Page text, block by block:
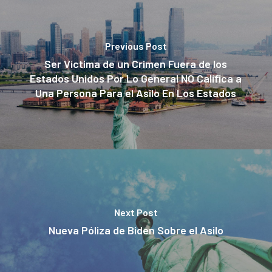
Previous Post
Ser Víctima de un Crimen Fuera de los
Estados Unidos Por Lo General NO Califica a
Una Persona Para el Asilo En Los Estados
Next Post
Nueva Póliza de Biden Sobre el Asilo